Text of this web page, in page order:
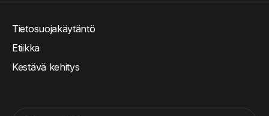
Tietosuojakäytäntö
Etiikka
Kestävä kehitys